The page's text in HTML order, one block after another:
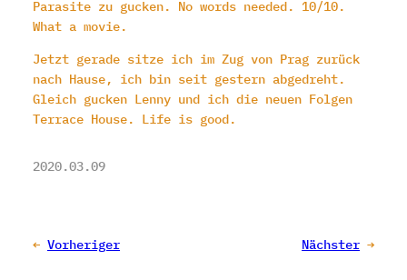
Parasite zu gucken. No words needed. 10/10.
What a movie.
Jetzt gerade sitze ich im Zug von Prag zurück
nach Hause, ich bin seit gestern abgedreht.
Gleich gucken Lenny und ich die neuen Folgen
Terrace House. Life is good.
2020.03.09
← Vorheriger Nächster →